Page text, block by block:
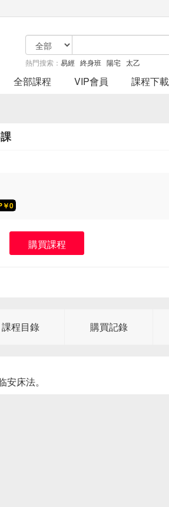
熱門搜索： 易經 終身班 陽宅 太乙
全部課程 VIP會員 課程下載
￥0
購買課程
課程目錄 購買記錄
床法。